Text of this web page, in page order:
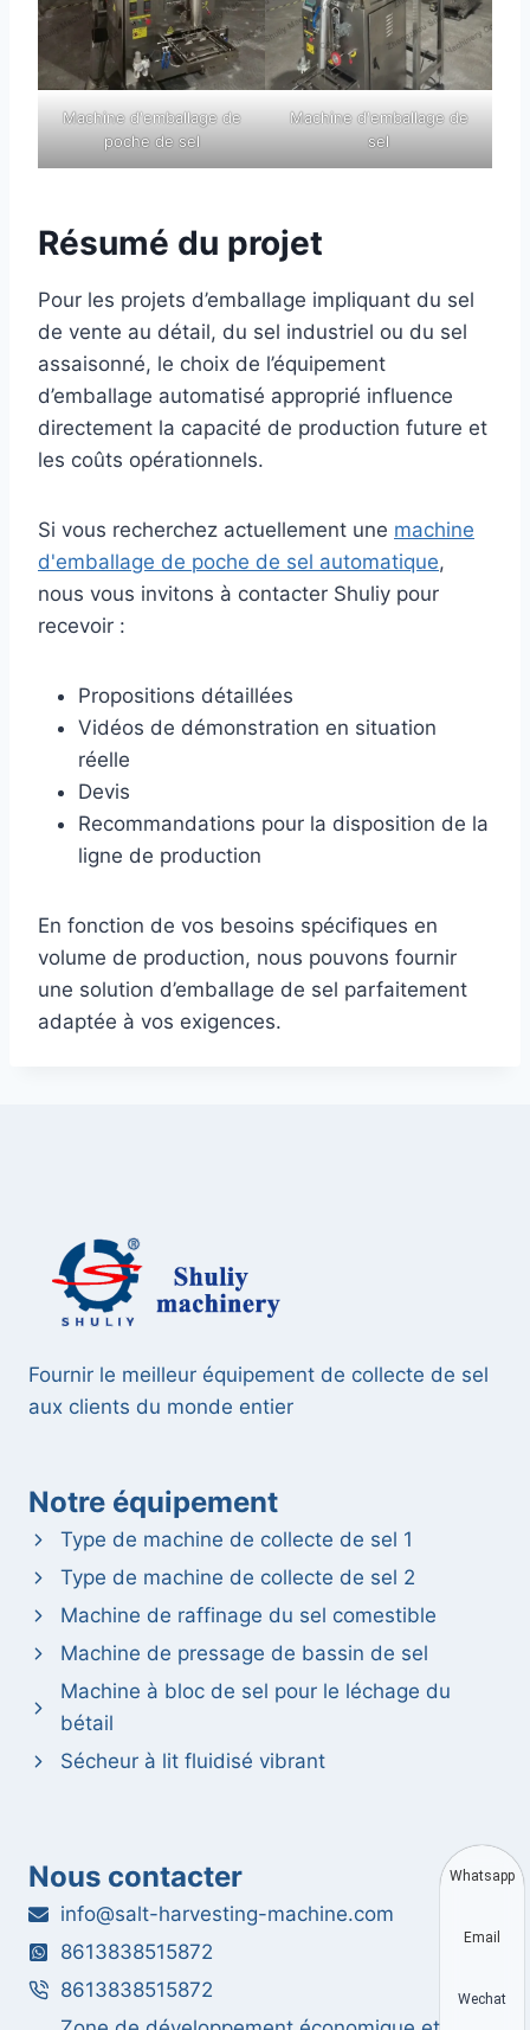
Machine d'emballage de
poche de sel
Machine d'emballage de
sel
Résumé du projet
Pour les projets d’emballage impliquant du sel
de vente au détail, du sel industriel ou du sel
assaisonné, le choix de l’équipement
d’emballage automatisé approprié influence
directement la capacité de production future et
les coûts opérationnels.
Si vous recherchez actuellement une machine
d'emballage de poche de sel automatique,
nous vous invitons à contacter Shuliy pour
recevoir :
Propositions détaillées
Vidéos de démonstration en situation
réelle
Devis
Recommandations pour la disposition de la
ligne de production
En fonction de vos besoins spécifiques en
volume de production, nous pouvons fournir
une solution d’emballage de sel parfaitement
adaptée à vos exigences.
Fournir le meilleur équipement de collecte de sel
aux clients du monde entier
Notre équipement
Type de machine de collecte de sel 1
Type de machine de collecte de sel 2
Machine de raffinage du sel comestible
Machine de pressage de bassin de sel
Machine à bloc de sel pour le léchage du
bétail
Sécheur à lit fluidisé vibrant
Nous contacter
info@salt-harvesting-machine.com
8613838515872
8613838515872
Whatsapp
Email
Wechat